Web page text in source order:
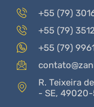
+55 (79)
+55 (79)
+55 (79)
R. Teixeira
- SE,